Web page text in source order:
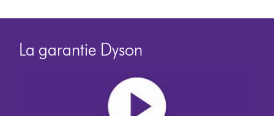
La garantie Dyson